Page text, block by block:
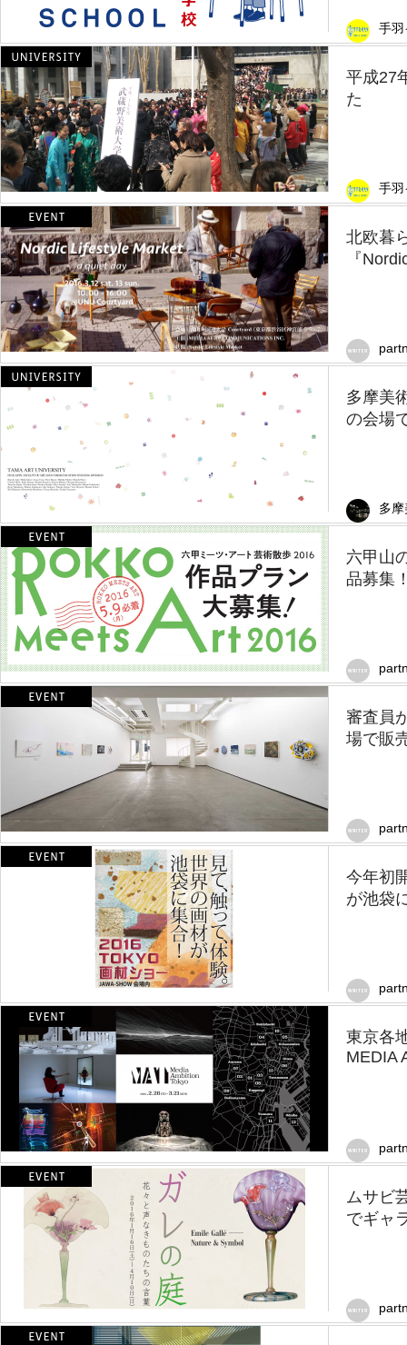
手羽
平成27
た
手羽
北欧暮
『
多摩美
の会場
多
六甲山
品募集
審査員
場で販
今年初
が池袋
東京各
MEDIA
ムサビ
でギャ